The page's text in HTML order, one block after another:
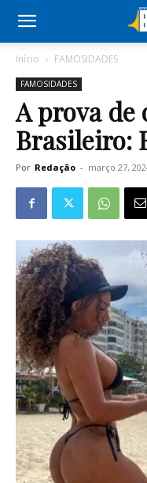
Início FAMOSIDADES
FAMOSIDADES
A prova de
Brasileiro:
Por Redação - março 27,